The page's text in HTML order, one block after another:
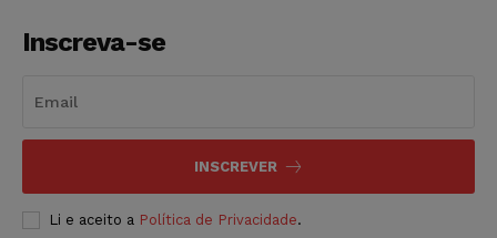
Inscreva-se
INSCREVER
Li e aceito a Política de Privacidade.